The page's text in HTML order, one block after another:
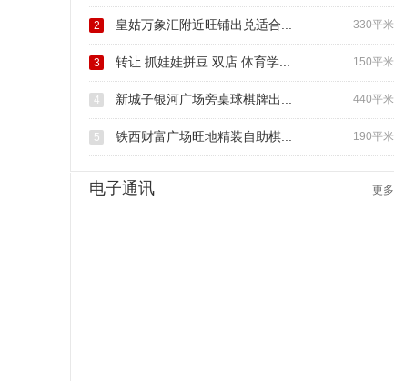
330平米
2 皇姑万象汇附近旺铺出兑适合...
150平米
3 转让 抓娃娃拼豆 双店 体育学...
440平米
4 新城子银河广场旁桌球棋牌出...
190平米
5 铁西财富广场旺地精装自助棋...
电子通讯 更多